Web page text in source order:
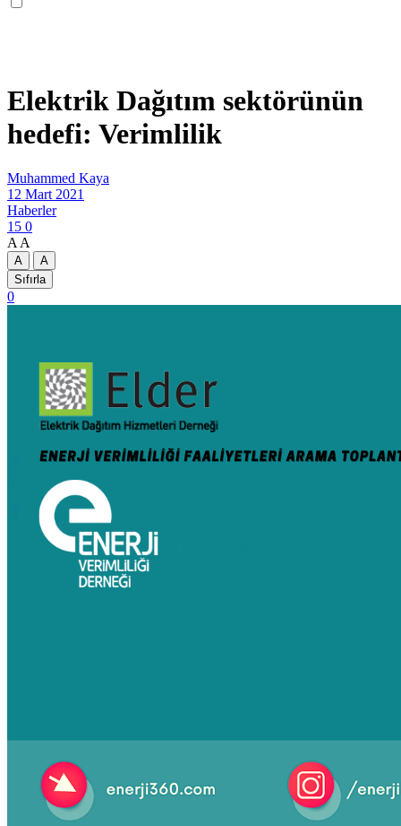
Elektrik Dağıtım sektörünün
hedefi: Verimlilik
Muhammed Kaya
12 Mart 2021
Haberler
15 0
A A
A
A
Sıfırla
0